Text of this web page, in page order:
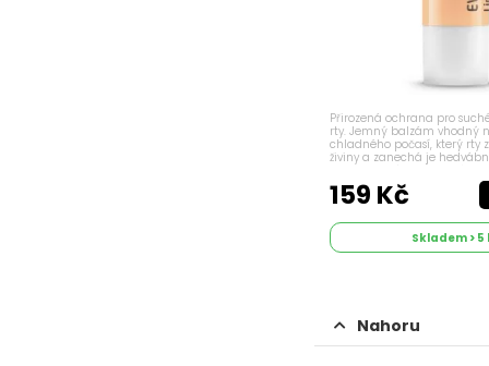
Přirozená ochrana pro
rty. Jemný balzám vhodný
chladného počasí, který rty
živiny a zanechá je
a včelí vosk poskytuje rtům...
159 Kč
Skladem > 5
Nahoru